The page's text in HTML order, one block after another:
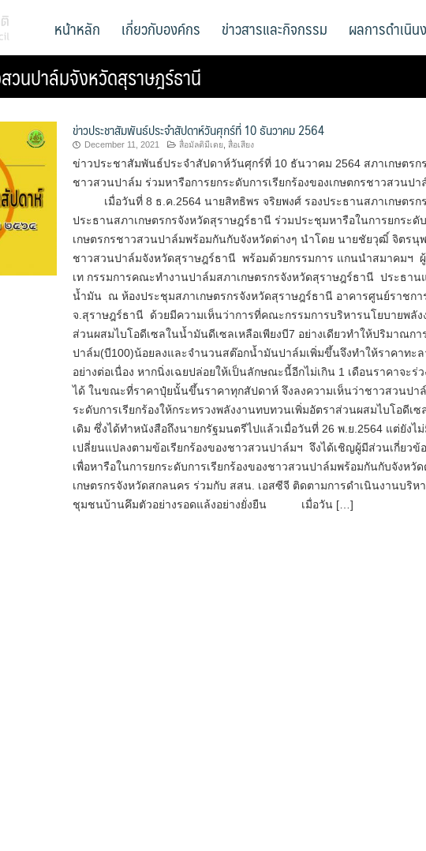
หน้าหลัก เกี่ยวกับองค์กร ข่าวสารและกิจกรรม ผลการดำเนิน
วนปาล์มจังหวัดสุราษฎร์ธานี
ข่าวประชาสัมพันธ์ประจำสัปดาห์วันศุกร์ที่ 10 ธันวาคม 2564
December 11, 2021 สื่อมัลติมีเดย, สื่อเสียง
ข่าวประชาสัมพันธ์ประจำสัปดาห์วันศุกร์ที่ 10 ธันวาคม 2564 สภาเกษตรก
ชาวสวนปาล์ม ร่วมหารือการยกระดับการเรียกร้องของเกษตกรชาวสวนป
เมื่อวันที่ 8 ธ.ค.2564 นายสิทธิพร จริยพงศ์ รองประธานสภาเกษตรก
ประธานสภาเกษตรกรจังหวัดสุราษฎร์ธานี ร่วมประชุมหารือในการยกระดับ
เกษตรกรชาวสวนปาล์มพร้อมกันกับจังหวัดต่างๆ นำโดย นายชัยวุฒิ์ จิตรนุ
ชาวสวนปาล์มจังหวัดสุราษฎร์ธานี พร้อมด้วยกรรมการ แกนนำสมาคมฯ
เท กรรมการคณะทำงานปาล์มสภาเกษตรกรจังหวัดสุราษฎร์ธานี ประธา
น้ำมัน ณ ห้องประชุมสภาเกษตรกรจังหวัดสุราษฎร์ธานี อาคารศูนย์ราชกา
จ.สุราษฎร์ธานี​ ด้วยมีความเห็นว่าการที่คณะกรรมการบริหารนโยบายพลัง
ส่วนผสมไบโอดีเซลในน้ำมันดีเซลเหลือเพียงบี7 อย่างเดียวทำให้ปริมาณก
ปาล์ม(บี100)น้อยลงและจำนวนสต๊อกน้ำมันปาล์มเพิ่มขึ้นจึงทำให้ราคาทะ
อย่างต่อเนื่อง หากนิ่งเฉยปล่อยให้เป็นลักษณะนี้อีกไม่เกิน 1 เดือนราคาจะร่
ได้ ในขณะที่ราคาปุ๋ยนั้นขึ้นราคาทุกสัปดาห์ จึงลงความเห็นว่าชาวสวนปา
ระดับการเรียกร้องให้กระทรวงพลังงานทบทวนเพิ่มอัตราส่วนผสมไบโอดีเ
เดิม ซึ่งได้ทำหนังสือถึงนายกรัฐมนตรีไปแล้วเมื่อวันที่ 26 พ.ย.2564 แต่ยังไ
เปลี่ยนแปลงตามข้อเรียกร้องของชาวสวนปาล์มฯ จึงได้เชิญผู้มีส่วนเกี่ยวข้
เพื่อหารือในการยกระดับการเรียกร้องของชาวสวนปาล์มพร้อมกันกับจังหวั
เกษตรกรจังหวัดสกลนคร ร่วมกับ สสน. เอสซีจี ติดตามการดำเนินงานบริห
ชุมชนบ้านคึมตัวอย่างรอดแล้งอย่างยั่งยืน เมื่อวัน […]